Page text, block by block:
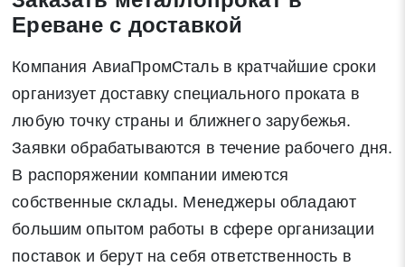
Поиск
Ереване с доставкой
Компания АвиаПромСталь в кратчайшие сроки
организует доставку специального проката в
любую точку страны и ближнего зарубежья.
Заявки обрабатываются в течение рабочего дня.
В распоряжении компании имеются
собственные склады. Менеджеры обладают
большим опытом работы в сфере организации
поставок и берут на себя ответственность в
* - обязательные поля для заполнения
Отправить заявку